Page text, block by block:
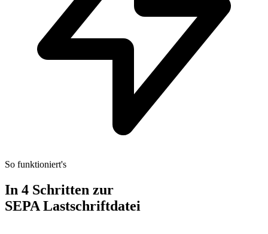
So funktioniert's
In 4 Schritten zur
SEPA Lastschriftdatei